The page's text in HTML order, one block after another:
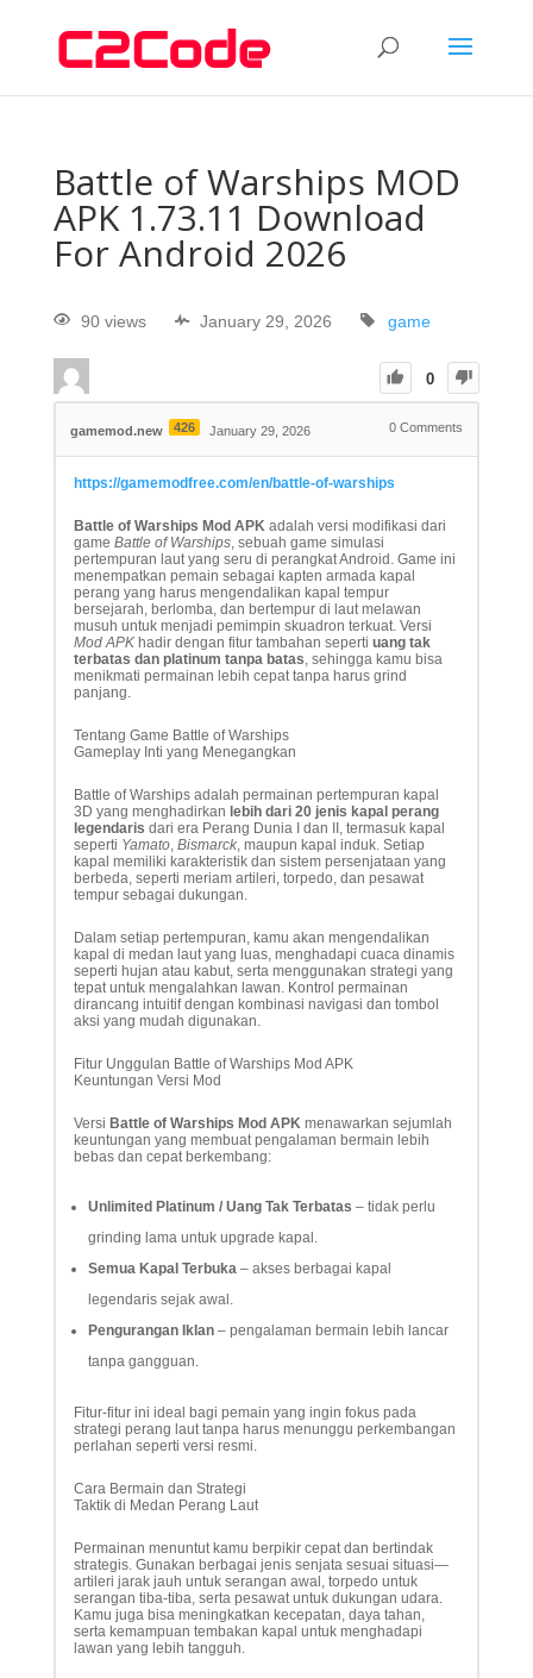
Battle of Warships MOD
APK 1.73.11 Download
For Android 2026
90 views January 29, 2026 game
0
gamemod.new 426 January 29, 2026 0 Comments
https://gamemodfree.com/en/battle-of-warships
Battle of Warships Mod APKadalah versi modifikasi dari
game Battle of Warships, sebuah game simulasi
pertempuran laut yang seru di perangkat Android. Game ini
menempatkan pemain sebagai kapten armada kapal
perang yang harus mengendalikan kapal tempur
bersejarah, berlomba, dan bertempur di laut melawan
musuh untuk menjadi pemimpin skuadron terkuat. Versi
Mod APKhadir dengan fitur tambahan seperti uang tak
terbatas dan platinum tanpa batas, sehingga kamu bisa
menikmati permainan lebih cepat tanpa harus grind
panjang.
Tentang Game Battle of Warships
Gameplay Inti yang Menegangkan
Battle of Warships adalah permainan pertempuran kapal
3D yang menghadirkan lebih dari 20 jenis kapal perang
legendaris dari era Perang Dunia I dan II, termasuk kapal
seperti Yamato, Bismarck, maupun kapal induk. Setiap
kapal memiliki karakteristik dan sistem persenjataan yang
berbeda, seperti meriam artileri, torpedo, dan pesawat
tempur sebagai dukungan.
Dalam setiap pertempuran, kamu akan mengendalikan
kapal di medan laut yang luas, menghadapi cuaca dinamis
seperti hujan atau kabut, serta menggunakan strategi yang
tepat untuk mengalahkan lawan. Kontrol permainan
dirancang intuitif dengan kombinasi navigasi dan tombol
aksi yang mudah digunakan.
Fitur Unggulan Battle of Warships Mod APK
Keuntungan Versi Mod
Versi Battle of Warships Mod APKmenawarkan sejumlah
keuntungan yang membuat pengalaman bermain lebih
bebas dan cepat berkembang:
Unlimited Platinum / Uang Tak Terbatas – tidak perlu
grinding lama untuk upgrade kapal.
Semua Kapal Terbuka– akses berbagai kapal
legendaris sejak awal.
Pengurangan Iklan– pengalaman bermain lebih lancar
tanpa gangguan.
Fitur-fitur ini ideal bagi pemain yang ingin fokus pada
strategi perang laut tanpa harus menunggu perkembangan
perlahan seperti versi resmi.
Cara Bermain dan Strategi
Taktik di Medan Perang Laut
Permainan menuntut kamu berpikir cepat dan bertindak
strategis. Gunakan berbagai jenis senjata sesuai situasi—
artileri jarak jauh untuk serangan awal, torpedo untuk
serangan tiba-tiba, serta pesawat untuk dukungan udara.
Kamu juga bisa meningkatkan kecepatan, daya tahan,
serta kemampuan tembakan kapal untuk menghadapi
lawan yang lebih tangguh.